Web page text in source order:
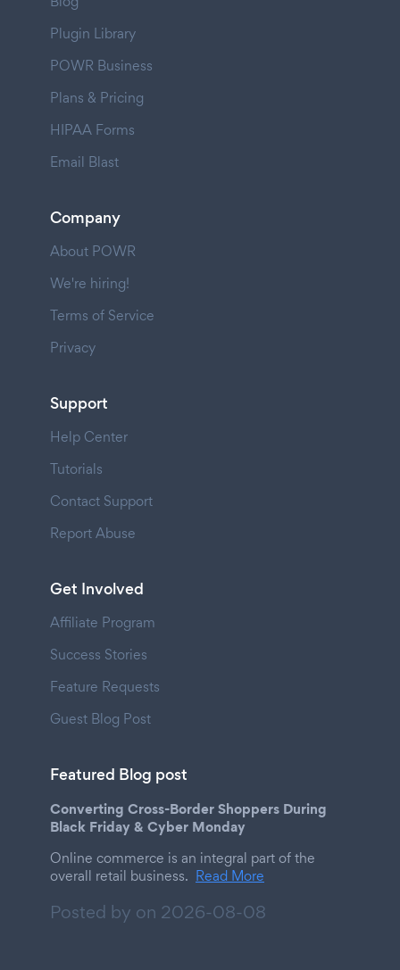
Plugin Library
POWR Business
Plans & Pricing
HIPAA Forms
Email Blast
Company
About POWR
We're hiring!
Terms of Service
Privacy
Support
Help Center
Tutorials
Contact Support
Report Abuse
Get Involved
Affiliate Program
Success Stories
Feature Requests
Guest Blog Post
Featured Blog post
Converting Cross-Border Shoppers During
Black Friday & Cyber Monday
Online commerce is an integral part of the
overall retail business. Read More
Posted by on 2026-08-08